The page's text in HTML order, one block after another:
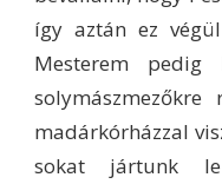
így aztán ez
Mesterem
madárkórházzal
sokat jártunk